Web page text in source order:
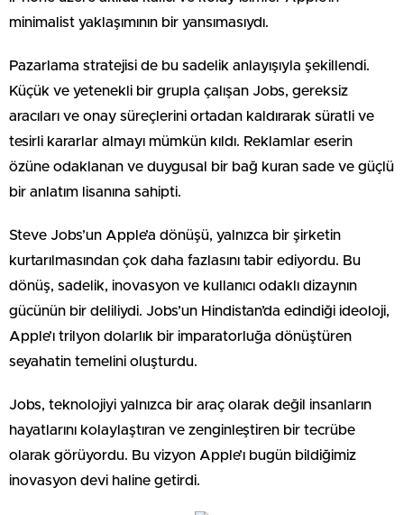
minimalist yaklaşımının bir yansımasıydı.
Pazarlama stratejisi de bu sadelik anlayışıyla şekillendi.
Küçük ve yetenekli bir grupla çalışan Jobs, gereksiz
aracıları ve onay süreçlerini ortadan kaldırarak süratli ve
tesirli kararlar almayı mümkün kıldı. Reklamlar eserin
özüne odaklanan ve duygusal bir bağ kuran sade ve güçlü
bir anlatım lisanına sahipti.
Steve Jobs’un Apple’a dönüşü, yalnızca bir şirketin
kurtarılmasından çok daha fazlasını tabir ediyordu. Bu
dönüş, sadelik, inovasyon ve kullanıcı odaklı dizaynın
gücünün bir deliliydi. Jobs’un Hindistan’da edindiği ideoloji,
Apple’ı trilyon dolarlık bir imparatorluğa dönüştüren
seyahatin temelini oluşturdu.
Jobs, teknolojiyi yalnızca bir araç olarak değil insanların
hayatlarını kolaylaştıran ve zenginleştiren bir tecrübe
olarak görüyordu. Bu vizyon Apple’ı bugün bildiğimiz
inovasyon devi haline getirdi.